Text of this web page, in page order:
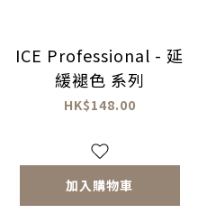
ICE Professional - 延
緩褪色 系列
HK$148.00
加入購物車